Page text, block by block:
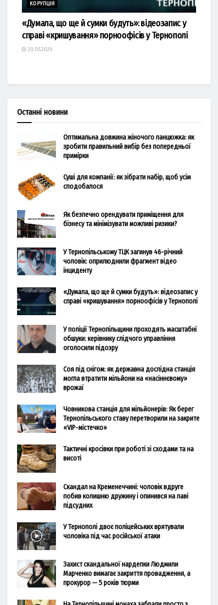
КОРУПЦІЯ
«Думала, що ще й сумки будуть»: відеозапис у
справі «кришування» порноофісів у Тернополі
20.05.2026
Останні новини
Оптимальна довжина жіночого ланцюжка: як
зробити правильний вибір без попередньої
примірки
Суші для компанії: як зібрати набір, щоб усім
сподобалося
Як безпечно орендувати приміщення для
бізнесу та мінімізувати можливі ризики?
У Тернопільському ТЦК загинув 46-річний
чоловік: оприлюднили фрагмент відео
інциденту
«Думала, що ще й сумки будуть»: відеозапис у
справі «кришування» порноофісів у Тернополі
У поліції Тернопільщини проходять масштабні
обшуки: керівнику слідчого управління
оголосили підозру
Соя під снігом: як державна дослідна станція
могла втратити мільйони на «насіннєвому»
врожаї
Човникова станція для мільйонерів: Як берег
Тернопільського ставу перетворили на закрите
«VIP-містечко»
Тактичні кросівки при роботі зі сходами та на
висоті
Скандал на Кременеччині: чоловік вдруге
побив колишню дружину і опинився на лаві
підсудних
У Тернополі двоє поліцейських врятували
чоловіка під час російської атаки
Захист скандальної нардепки Людмили
Марченко вимагає закриття провадження, а
прокурор — 5 років тюрми